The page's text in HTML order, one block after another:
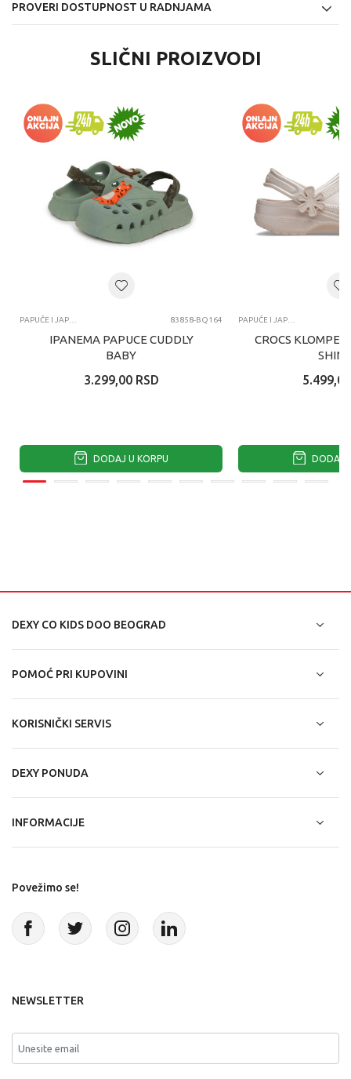
PROVERI DOSTUPNOST U RADNJAMA
SLIČNI PROIZVODI
83858-BQ164
IPANEMA PAPUCE CUDDLY
BABY
3.299,00 RSD
DODAJ U KORPU
CROCS KLOMPE
5.499,00
DODAJ
DEXY CO KIDS DOO BEOGRAD
POMOĆ PRI KUPOVINI
KORISNIČKI SERVIS
DEXY PONUDA
INFORMACIJE
Povežimo se!
NEWSLETTER